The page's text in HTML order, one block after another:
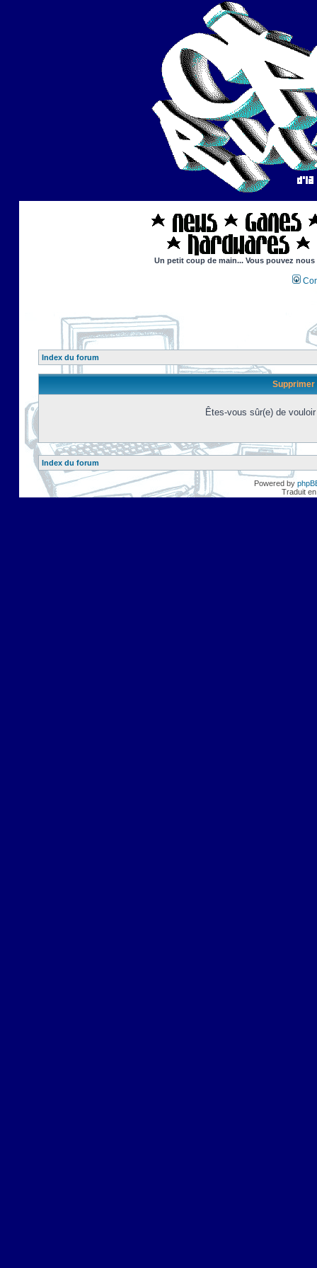
Un petit coup de main... Vous pouvez
Index du forum
Supprimer
Êtes-vous sûr(e) de
Index du forum
Powered by
Traduit